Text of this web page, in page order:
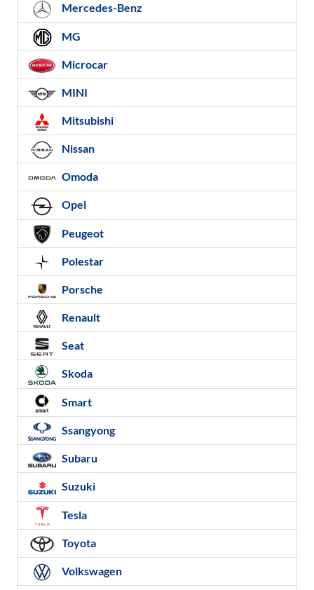
Mercedes-Benz
MG
Microcar
MINI
Mitsubishi
Nissan
Omoda
Opel
Peugeot
Polestar
Porsche
Renault
Seat
Skoda
Smart
Ssangyong
Subaru
Suzuki
Tesla
Toyota
Volkswagen